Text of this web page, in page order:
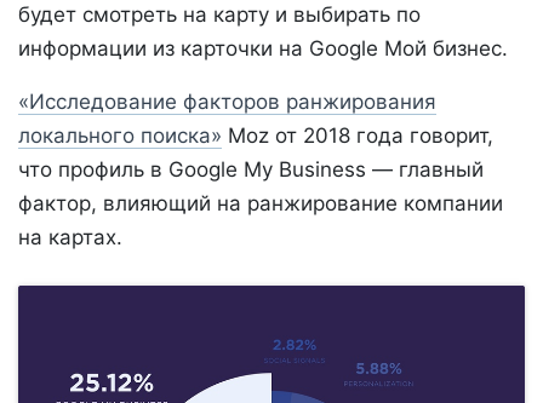
будет смотреть на карту и выбирать по
информации из карточки на Google Мой бизнес.
«Исследование факторов ранжирования
локального поиска» Moz от 2018 года говорит,
что профиль в Google My Business — главный
фактор, влияющий на ранжирование компании
на картах.